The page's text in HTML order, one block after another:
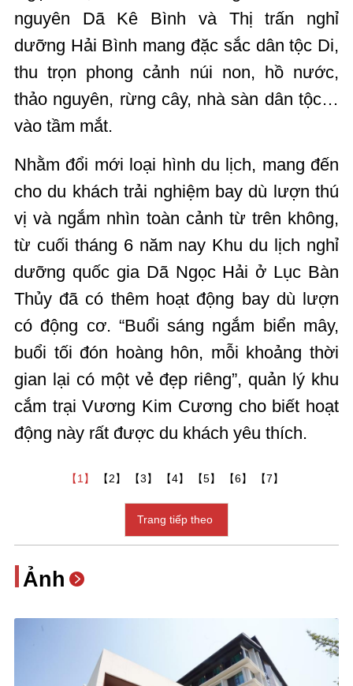
nguyên Dã Kê Bình và Thị trấn nghỉ
dưỡng Hải Bình mang đặc sắc dân tộc Di,
thu trọn phong cảnh núi non, hồ nước,
thảo nguyên, rừng cây, nhà sàn dân tộc…
vào tầm mắt.
Nhằm đổi mới loại hình du lịch, mang đến
cho du khách trải nghiệm bay dù lượn thú
vị và ngắm nhìn toàn cảnh từ trên không,
từ cuối tháng 6 năm nay Khu du lịch nghỉ
dưỡng quốc gia Dã Ngọc Hải ở Lục Bàn
Thủy đã có thêm hoạt động bay dù lượn
có động cơ. “Buổi sáng ngắm biển mây,
buổi tối đón hoàng hôn, mỗi khoảng thời
gian lại có một vẻ đẹp riêng”, quản lý khu
cắm trại Vương Kim Cương cho biết hoạt
động này rất được du khách yêu thích.
【1】 【2】 【3】 【4】 【5】 【6】 【7】
Trang tiếp theo
Ảnh